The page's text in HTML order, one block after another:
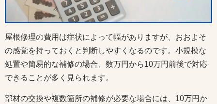
屋根修理の費用は症状によって幅がありますが、おおよそ
の感覚を持っておくと判断しやすくなるのです。小規模な
処置や簡易的な補修の場合、数万円から10万円前後で対応
できることが多く見られます。
部材の交換や複数箇所の補修が必要な場合には、10万円か